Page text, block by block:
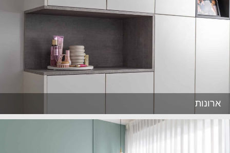
ארונות